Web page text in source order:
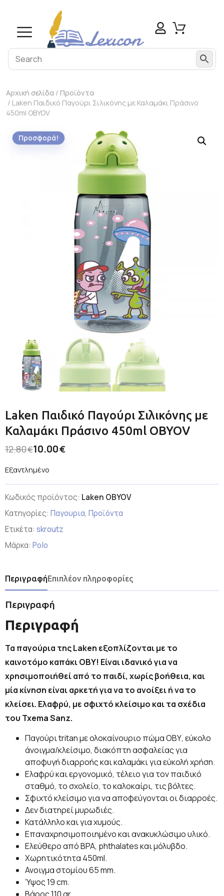
Αρχική σελίδα / Προϊόντα
/ Laken Παιδικό Παγούρι Σιλικόνης με Καλαμάκι Πράσινο
450ml OBYOV
Προσφορά!
Laken Παιδικό Παγούρι Σιλικόνης με
Καλαμάκι Πράσινο 450ml OBYOV
12.80€10.00€
Εξαντλημένο
Κωδικός προϊόντος: Laken OBYOV
Κατηγορίες: Παγουρια, Προϊόντα
Ετικέτα: skroutz
Μάρκα: Polo
ΠεριγραφήΕπιπλέον πληροφορίες
Περιγραφή
Περιγραφή
Τα παγούρια της Laken εξοπλίζονται με το
καινοτόμο καπάκι ΟΒΥ! Είναι ιδανικό για να
χρησιμοποιήθεί από το παιδί, χωρίς βοήθεια, και
μία κίνηση είναι αρκετή για να το ανοίξει ή να το
κλείσει. Ελαφρύ, με σφιχτό κλείσιμο και τα σχέδια
του Txema Sanz.
Παγούρι tritan με ολοκαίνουριο πώμα ΟΒΥ, εύκολο
άνοιγμα/κλείσιμο, διακόπτη ασφαλείας για
αποφυγή διαρροής και καλαμάκι για εύκολή χρήση.
Ελαφρύ και εργονομικό, τέλειο για τον παιδικό
σταθμό, το σχολείο, το καλοκαίρι, τις βόλτες.
Σφιχτό κλείσιμο για να αποφεύγονται οι διαρροές.
Δεν διατηρεί μυρωδιές.
Κατάλληλο και για χυμούς.
Επαναχρησιμοποιημένο και ανακυκλώσιμο υλικό.
Ελεύθερο από BPA, phthalates και μόλυβδο.
Χωρητικότητα 450ml.
Ανοιγμα στομίου 65 mm.
Ύψος 19 cm.